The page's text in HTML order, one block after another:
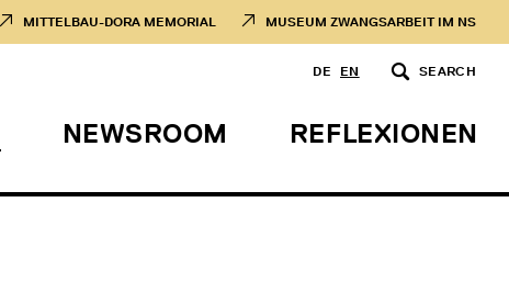
MITTELBAU-DORA MEMORIAL MUSEUM ZWANGSARBEIT IM NS
DE EN SEARCH
NEWSROOM REFLEXIONEN